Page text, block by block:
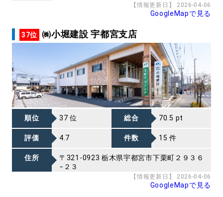
【情報更新日】 2026-04-06
GoogleMapで見る
37位 ㈱小堀建設 宇都宮支店
順位 37 位 総合 70.5 pt
評価 4.7 件数 15 件
住所
〒321-0923 栃木県宇都宮市下栗町２９３６
−２３
【情報更新日】 2026-04-06
GoogleMapで見る